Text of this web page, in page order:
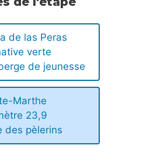
de las Peras
verte
de jeunesse
Marthe
23,9
des pèlerins